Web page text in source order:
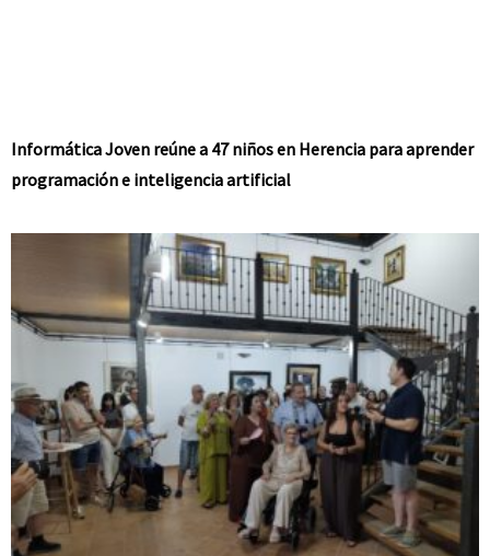
Informática Joven reúne a 47 niños en Herencia para aprender
programación e inteligencia artificial